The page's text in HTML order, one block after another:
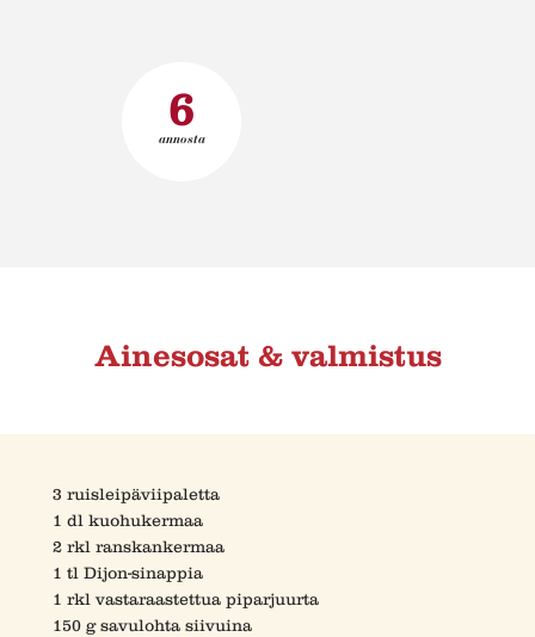
6
annosta
Ainesosat & valmistus
3 ruisleipäviipaletta
1 dl kuohukermaa
2 rkl ranskankermaa
1 tl Dijon-sinappia
1 rkl vastaraastettua piparjuurta
150 g savulohta siivuina